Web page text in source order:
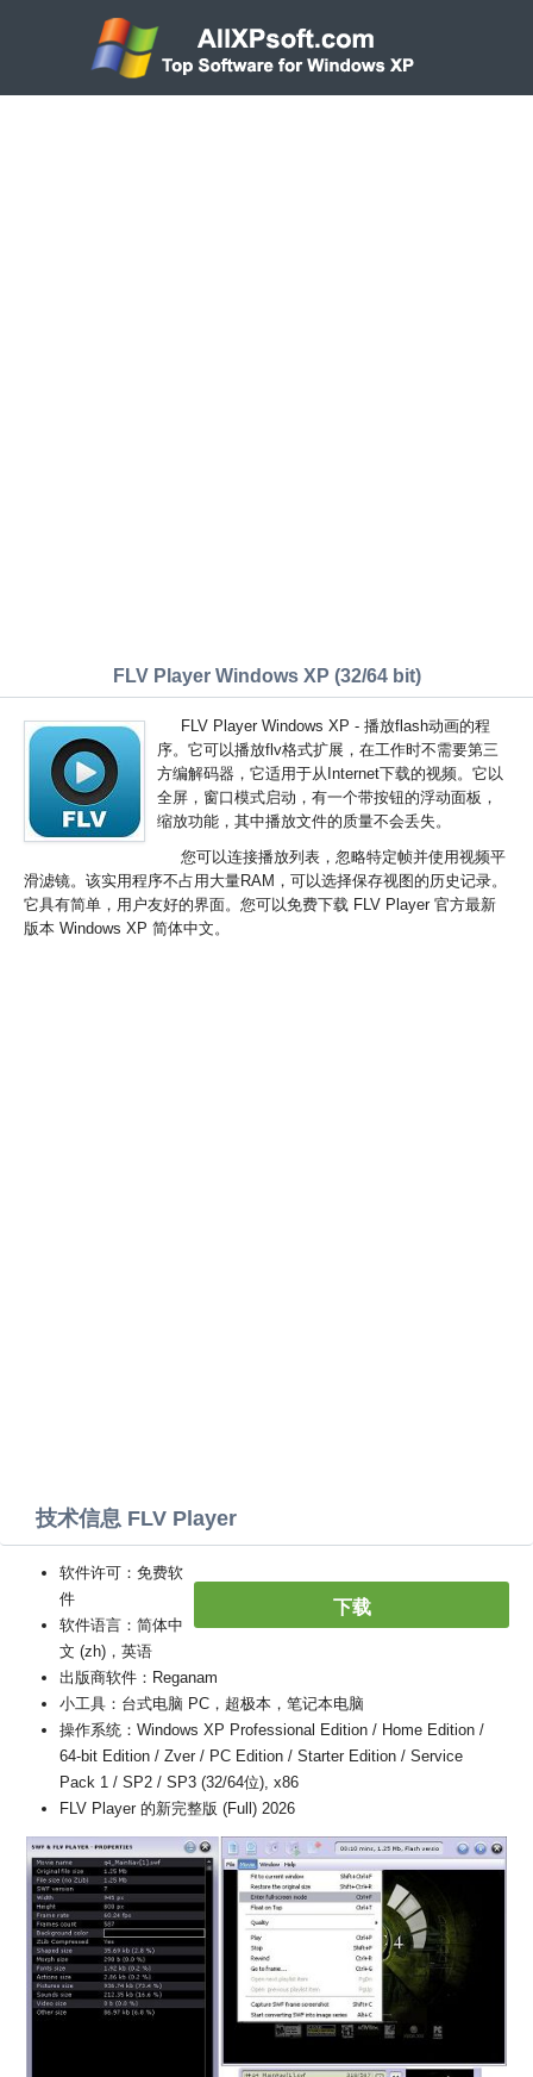
FLV Player Windows XP (32/64 bit)
FLV Player Windows XP - 播放flash动画的程
序。它可以播放flv格式扩展，在工作时不需要第三
方编解码器，它适用于从Internet下载的视频。它以
全屏，窗口模式启动，有一个带按钮的浮动面板，
缩放功能，其中播放文件的质量不会丢失。
您可以连接播放列表，忽略特定帧并使用视频平
滑滤镜。该实用程序不占用大量RAM，可以选择保存视图的历史记录。
它具有简单，用户友好的界面。您可以免费下载 FLV Player 官方最新
版本 Windows XP 简体中文。
技术信息 FLV Player
下载
软件许可：免费软
件
软件语言：简体中
文 (zh)，英语
出版商软件：Reganam
小工具：台式电脑 PC，超极本，笔记本电脑
操作系统：Windows XP Professional Edition / Home Edition /
64-bit Edition / Zver / PC Edition / Starter Edition / Service
Pack 1 / SP2 / SP3 (32/64位), x86
FLV Player 的新完整版 (Full) 2026